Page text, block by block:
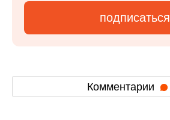
подписаться
Комментарии